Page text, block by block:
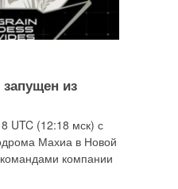
из
UTC (12:18 мск) с
Махиа в Новой
компании